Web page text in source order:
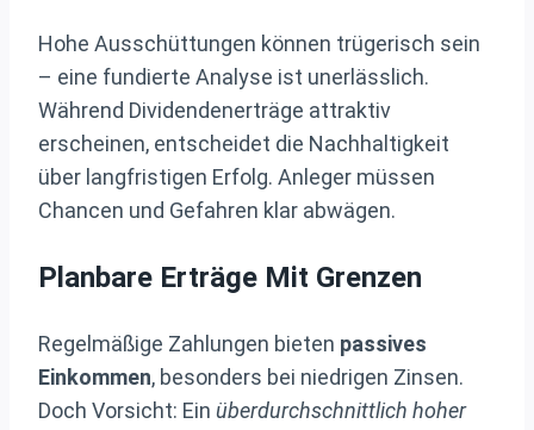
Hohe Ausschüttungen können trügerisch sein
– eine fundierte Analyse ist unerlässlich.
Während Dividendenerträge attraktiv
erscheinen, entscheidet die Nachhaltigkeit
über langfristigen Erfolg. Anleger müssen
Chancen und Gefahren klar abwägen.
Planbare Erträge Mit Grenzen
Regelmäßige Zahlungen bieten passives
Einkommen, besonders bei niedrigen Zinsen.
Doch Vorsicht: Ein überdurchschnittlich hoher